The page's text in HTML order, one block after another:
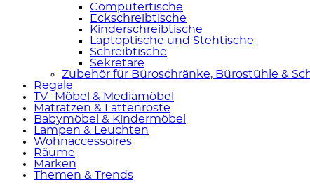
Computertische
Eckschreibtische
Kinderschreibtische
Laptoptische und Stehtische
Schreibtische
Sekretäre
Zubehör für Büroschränke, Bürostühle &
Regale
TV- Möbel & Mediamöbel
Matratzen & Lattenroste
Babymöbel & Kindermöbel
Lampen & Leuchten
Wohnaccessoires
Räume
Marken
Themen & Trends